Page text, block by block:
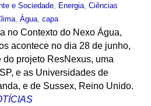
e Sociedade, Energia, Ciências
, Água, capa
no Contexto do Nexo Água,
acontece no dia 28 de junho,
do projeto ResNexus, uma
e as Universidades de
e de Sussex, Reino Unido.